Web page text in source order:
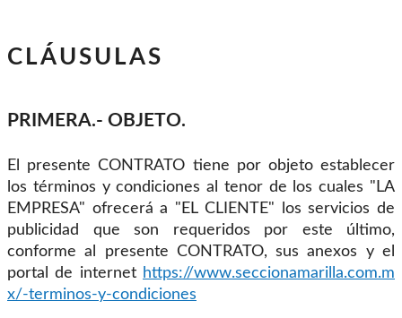
CLÁUSULAS
PRIMERA.- OBJETO.
El presente CONTRATO tiene por objeto establecer
los términos y condiciones al tenor de los cuales "LA
EMPRESA" ofrecerá a "EL CLIENTE" los servicios de
publicidad que son requeridos por este último,
conforme al presente CONTRATO, sus anexos y el
portal de internet https://www.seccionamarilla.com.m
x/-terminos-y-condiciones